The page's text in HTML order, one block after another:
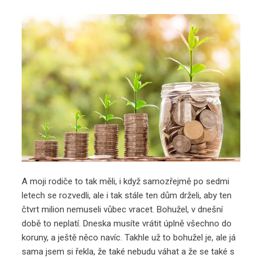
A moji rodiče to tak měli, i když samozřejmě po sedmi
letech se rozvedli, ale i tak stále ten dům drželi, aby ten
čtvrt milion nemuseli vůbec vracet. Bohužel, v dnešní
době to neplatí. Dneska musíte vrátit úplně všechno do
koruny, a ještě něco navíc. Takhle už to bohužel je, ale já
sama jsem si řekla, že také nebudu váhat a že se také s